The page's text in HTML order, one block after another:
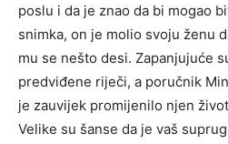
poslu i da je znao da bi mogao
snimka, on je molio svoju ženu
mu se nešto desi. Zapanjujuće
predviđene riječi, a poručnik
je zauvijek promijenilo njen
Velike su šanse da je vaš